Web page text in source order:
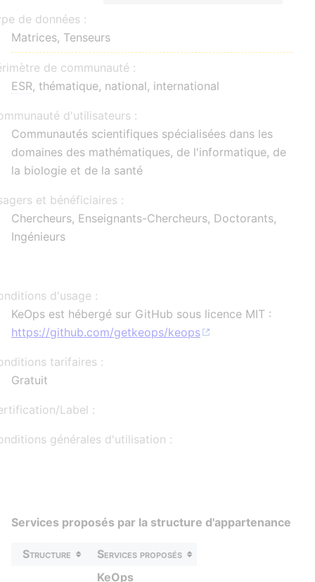
de données :
Matrices, Tenseurs
de communauté :
ESR, thématique, national, international
d'utilisateurs :
Communautés scientifiques spécialisées dans les
domaines des mathématiques, de l'informatique, de
la biologie et de la santé
et bénéficiaires :
Chercheurs, Enseignants-Chercheurs, Doctorants,
Ingénieurs
d'usage :
KeOps est hébergé sur GitHub sous licence MIT :
https://github.com/getkeops/keops
tarifaires :
Gratuit
Label :
générales d'utilisation :
Services proposés par la structure d'appartenance
Structure Services proposés
KeOps